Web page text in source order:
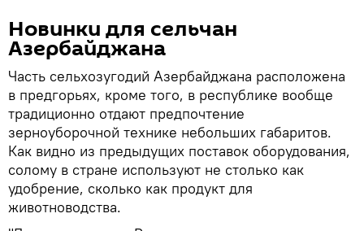
Новинки для сельчан
Азербайджана
Часть сельхозугодий Азербайджана расположена
в предгорьях, кроме того, в республике вообще
традиционно отдают предпочтение
зерноуборочной технике небольших габаритов.
Как видно из предыдущих поставок оборудования,
солому в стране используют не столько как
удобрение, сколько как продукт для
животноводства.